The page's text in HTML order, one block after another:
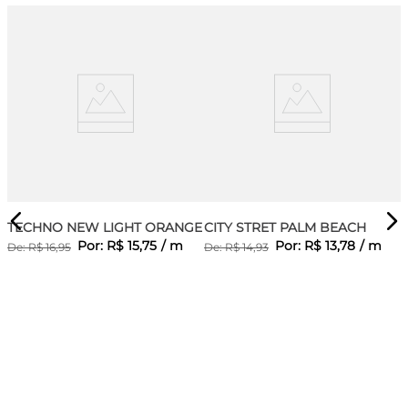
TECHNO NEW LIGHT ORANGE
De:R$ 16,95 Por: R$ 15,75 / m
CITY STRET PALM BEACH
De:R$ 14,93 Por: R$ 13,78 / m